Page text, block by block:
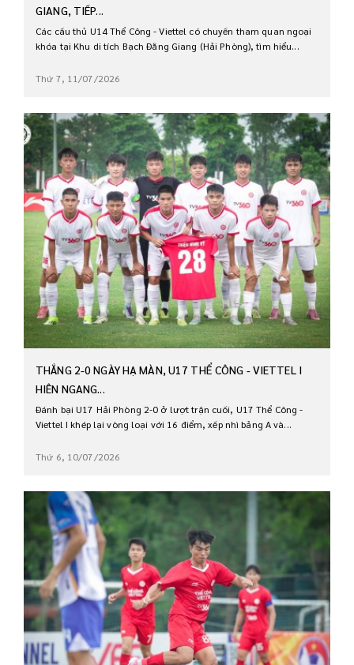
GIANG, TIẾP...
Các cầu thủ U14 Thể Công - Viettel có chuyến tham quan ngoại
khóa tại Khu di tích Bạch Đằng Giang (Hải Phòng), tìm hiểu...
Thứ 7, 11/07/2026
THẮNG 2-0 NGÀY HẠ MÀN, U17 THỂ CÔNG - VIETTEL I
HIÊN NGANG...
Đánh bại U17 Hải Phòng 2-0 ở lượt trận cuối, U17 Thể Công -
Viettel I khép lại vòng loại với 16 điểm, xếp nhì bảng A và...
Thứ 6, 10/07/2026